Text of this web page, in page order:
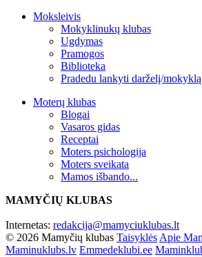
Moksleivis
Mokyklinukų klubas
Ugdymas
Pramogos
Biblioteka
Pradedu lankyti darželį/
Moterų klubas
Blogai
Vasaros gidas
Receptai
Moters psichologija
Moters sveikata
Mamos išbando...
MAMYČIŲ KLUBAS
Internetas: redakcija@mamyciuklubas.lt
© 2026 Mamyčių klubas Taisyklės Apie
Maminuklubs.lv Emmedeklubi.ee